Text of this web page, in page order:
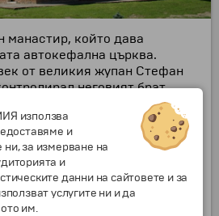
манастир, който дава
автокефална църква.
от великия жупан Стефан
неговият брат
бива хиротонисан за
под името Свети Сава
комплекс преживява
и достроявания, както
в своята изпълнена с
Тук били коронясвани
Сърбия.
използва
и
за измерване на
и
данни на сайтовете и за
услугите ни и да
им.